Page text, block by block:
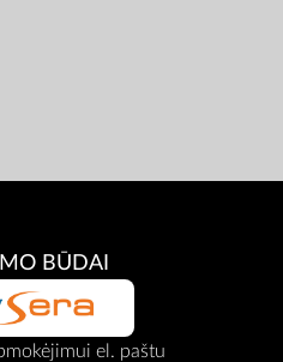
BŪDAI
el. paštu